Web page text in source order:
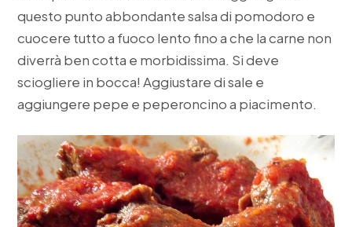
questo punto abbondante salsa di pomodoro e
cuocere tutto a fuoco lento fino a che la carne non
diverrà ben cotta e morbidissima. Si deve
sciogliere in bocca! Aggiustare di sale e
aggiungere pepe e peperoncino a piacimento.